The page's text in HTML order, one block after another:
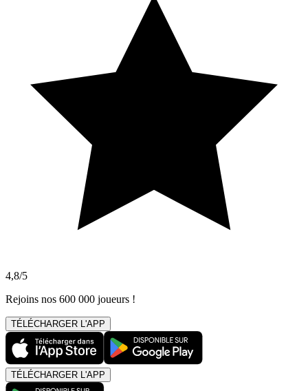
4,8/5
Rejoins nos 600 000 joueurs !
TÉLÉCHARGER L'APP
TÉLÉCHARGER L'APP